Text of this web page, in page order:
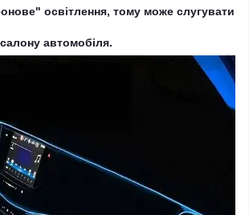
освітлення, тому може слугувати
автомобіля.